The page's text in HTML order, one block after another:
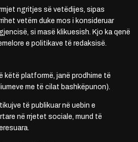
ngritjes së vetëdijes, sipas
vetëm duke mos i konsideruar
si masë klikuesish. Kjo ka qenë
e politikave të redaksisë.
këtë platformë, janë prodhime të
me të cilat bashkëpunon).
të publikuar në uebin e
në rrjetet sociale, mund të